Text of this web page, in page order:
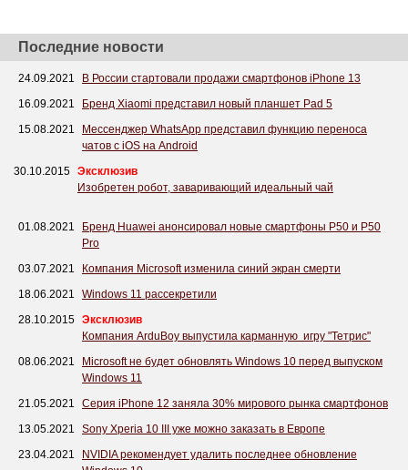
Последние новости
24.09.2021
В России стартовали продажи смартфонов iPhone 13
16.09.2021
Бренд Xiaomi представил новый планшет Pad 5
15.08.2021
Мессенджер WhatsApp представил функцию переноса
чатов с iOS на Android
30.10.2015 Эксклюзив
Изобретен робот, заваривающий идеальный чай
01.08.2021
Бренд Huawei анонсировал новые смартфоны P50 и P50
Pro
03.07.2021
Компания Microsoft изменила синий экран смерти
18.06.2021
Windows 11 рассекретили
28.10.2015 Эксклюзив
Компания ArduBoy выпустила карманную игру "Тетрис"
08.06.2021
Microsoft не будет обновлять Windows 10 перед выпуском
Windows 11
21.05.2021
Серия iPhone 12 заняла 30% мирового рынка смартфонов
13.05.2021
Sony Xperia 10 III уже можно заказать в Европе
23.04.2021
NVIDIA рекомендует удалить последнее обновление